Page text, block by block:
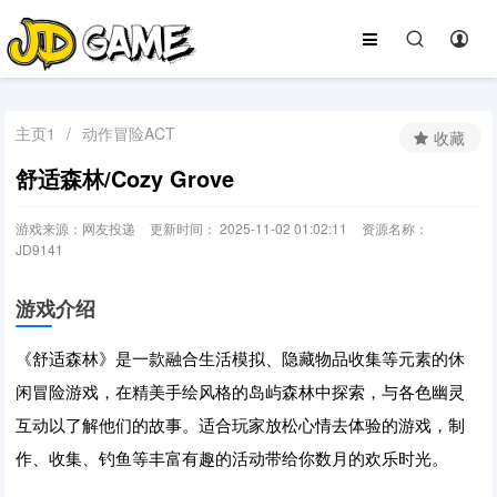
主页1 / 动作冒险ACT
舒适森林/Cozy Grove
游戏来源：网友投递 更新时间： 2025-11-02 01:02:11
资源名称：
JD9141
收藏
游戏介绍
《舒适森林》是一款融合生活模拟、隐藏物品收集等元素的休
闲冒险游戏，在精美手绘风格的岛屿森林中探索，与各色幽灵
互动以了解他们的故事。适合玩家放松心情去体验的游戏，制
作、收集、钓鱼等丰富有趣的活动带给你数月的欢乐时光。